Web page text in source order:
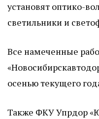
установят оптико-
светильники и
Все намеченные
осенью текущего
Также ФКУ Упрдор